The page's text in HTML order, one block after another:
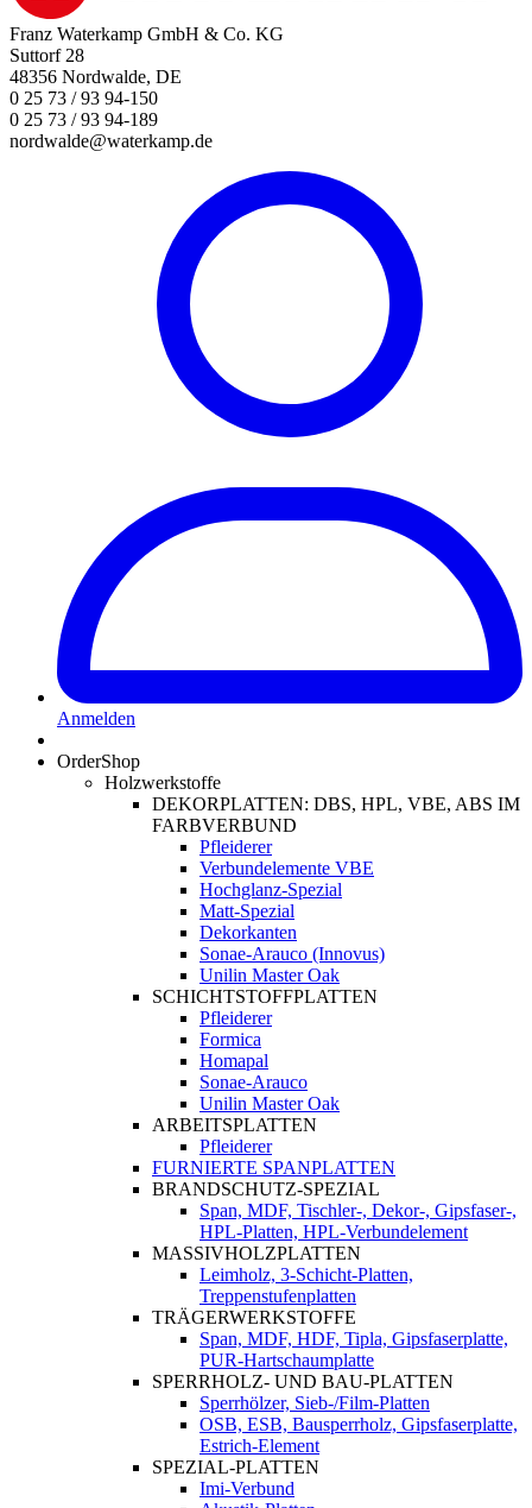
Franz Waterkamp GmbH & Co. KG
Suttorf 28
48356 Nordwalde, DE
0 25 73 / 93 94-150
0 25 73 / 93 94-189
nordwalde@waterkamp.de
Anmelden
OrderShop
Holzwerkstoffe
DEKORPLATTEN: DBS, HPL, VBE, ABS IM
FARBVERBUND
Pfleiderer
Verbundelemente VBE
Hochglanz-Spezial
Matt-Spezial
Dekorkanten
Sonae-Arauco (Innovus)
Unilin Master Oak
SCHICHTSTOFFPLATTEN
Pfleiderer
Formica
Homapal
Sonae-Arauco
Unilin Master Oak
ARBEITSPLATTEN
Pfleiderer
FURNIERTE SPANPLATTEN
BRANDSCHUTZ-SPEZIAL
Span, MDF, Tischler-, Dekor-, Gipsfaser-,
HPL-Platten, HPL-Verbundelement
MASSIVHOLZPLATTEN
Leimholz, 3-Schicht-Platten,
Treppenstufenplatten
TRÄGERWERKSTOFFE
Span, MDF, HDF, Tipla, Gipsfaserplatte,
PUR-Hartschaumplatte
SPERRHOLZ- UND BAU-PLATTEN
Sperrhölzer, Sieb-/Film-Platten
OSB, ESB, Bausperrholz, Gipsfaserplatte,
Estrich-Element
SPEZIAL-PLATTEN
Imi-Verbund